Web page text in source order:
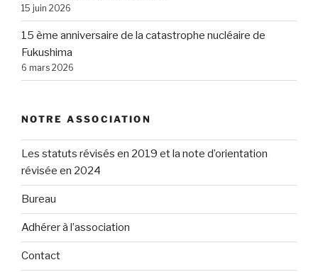
15 juin 2026
15 ème anniversaire de la catastrophe nucléaire de
Fukushima
6 mars 2026
NOTRE ASSOCIATION
Les statuts révisés en 2019 et la note d’orientation
révisée en 2024
Bureau
Adhérer à l’association
Contact